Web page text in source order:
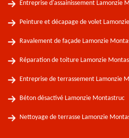
Entreprise d'assainissement Lamonzie
Peinture et décapage de volet
Ravalement de façade Lamonzie
Réparation de toiture Lamonzie
Entreprise de terrassement Lamonzie
Béton désactivé Lamonzie Montastruc
Nettoyage de terrasse Lamonzie